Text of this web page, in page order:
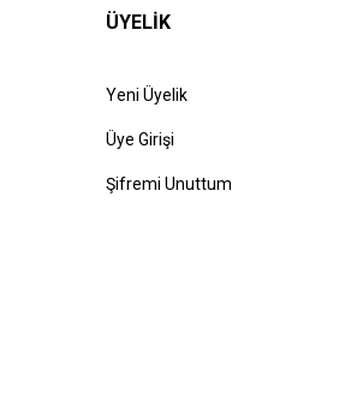
ÜYELİK
Yeni Üyelik
Üye Girişi
Şifremi Unuttum